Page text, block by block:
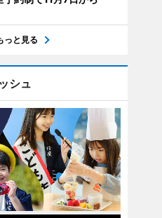
っと見る
シュ